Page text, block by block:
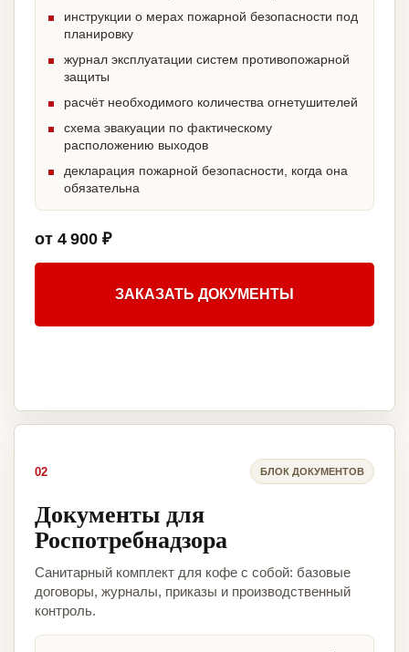
инструкции о мерах пожарной безопасности под
планировку
журнал эксплуатации систем противопожарной
защиты
расчёт необходимого количества огнетушителей
схема эвакуации по фактическому
расположению выходов
декларация пожарной безопасности, когда она
обязательна
от 4 900 ₽
ЗАКАЗАТЬ ДОКУМЕНТЫ
02 БЛОК ДОКУМЕНТОВ
Документы для
Роспотребнадзора
Санитарный комплект для кофе с собой: базовые
договоры, журналы, приказы и производственный
контроль.